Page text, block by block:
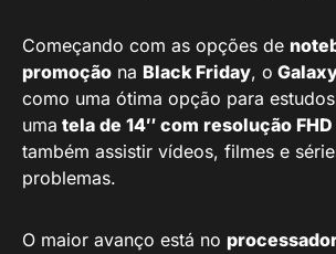
Começando com as opções de
promoção na Black Friday, o
como uma ótima opção para
uma tela de 14″ com resolução FHD
também assistir vídeos, filmes e
problemas.
O maior avanço está no